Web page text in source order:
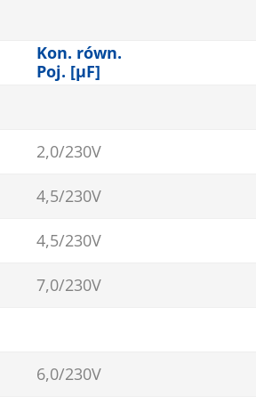
Kon. równ.
Poj. [µF]
2,0/230V
4,5/230V
4,5/230V
7,0/230V
6,0/230V